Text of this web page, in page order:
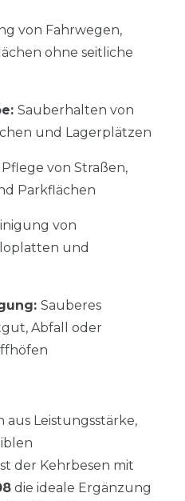
von Fahrwegen,
ohne seitliche
Sauberhalten von
und Lagerplätzen
Pflege von Straßen,
Parkflächen
von
und
Sauberes
Abfall oder
aus Leistungsstärke,
der Kehrbesen mit
die ideale Ergänzung